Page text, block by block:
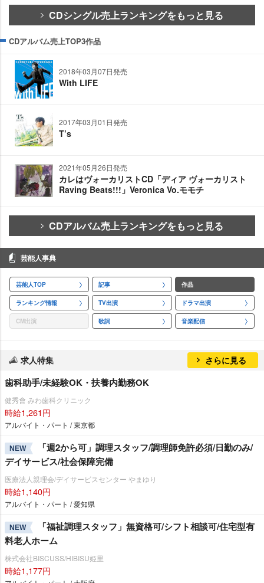
CDシングル売上ランキングをもっと見る
CDアルバム売上TOP3作品
2018年03月07日発売
With LIFE
2017年03月01日発売
T’s
2021年05月26日発売
カレはヴォーカリストCD「ディア ヴォーカリスト
Raving Beats!!!」Veronica Vo.モモチ
CDアルバム売上ランキングをもっと見る
芸能人事典
芸能人TOP 記事 作品
ランキング情報 TV出演 ドラマ出演
CM出演 歌詞 音楽配信
求人特集 さらに見る
歯科助手/未経験OK・扶養内勤務OK
健秀會 みわ歯科クリニック
時給1,261円
アルバイト・パート / 東京都
NEW
「週2から可」調理スタッフ/調理師免許必須/日勤のみ/
デイサービス/社会保障完備
医療法人親理会/デイサービスセンター やまゆり
時給1,140円
アルバイト・パート / 愛知県
NEW
「福祉調理スタッフ」無資格可/シフト相談可/住宅型有
料老人ホーム
株式会社BISCUSS/HIBISU姫里
時給1,177円